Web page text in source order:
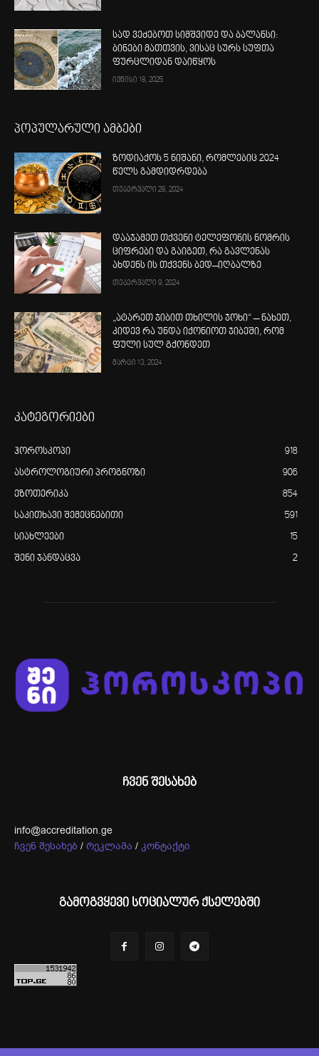
სად ვეძებოთ სიმშვიდე და ბალანსი:
ბინები მათთვის, ვისაც სურს სუფთა
ფურცლიდან დაიწყოს
ივნისი 18, 2025
პოპულარული ამბები
ზოდიაქოს 5 ნიშანი, რომლებიც 2024
წელს გამდიდრდება
თებერვალი 28, 2024
დააჯამეთ თქვენი ტელეფონის ნომრის
ციფრები და გაიგეთ, რა გავლენას
ახდენს ის თქვენს ბედ–იღბალზე
თებერვალი 9, 2024
„ატარეთ ჯიბით თხილის ჯოხი“ – ნახეთ,
კიდევ რა უნდა იქონიოთ ჯიბეში, რომ
ფული სულ გქონდეთ
მარტი 13, 2024
კატეგორიები
ჰოროსკოპი 918
ასტროლოგიური პროგნოზი 906
ეზოთერიკა 854
საკითხავი შემეცნებითი 591
სიახლეები 15
შენი ჯანდაცვა 2
ჩვენ შესახებ
info@accreditation.ge
ჩვენ შესახებ / რეკლამა / კონტაქტი
გამოგვყევი სოციალურ ქსელებში